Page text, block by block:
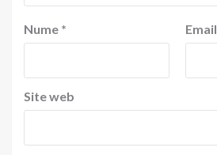
Nume * Email
Site web